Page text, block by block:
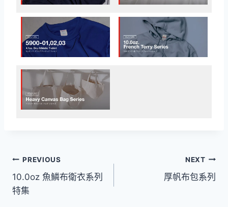
文
章
PREVIOUS
10.0oz 魚鱗布衛衣系列
特集
NEXT
厚帆布包系列